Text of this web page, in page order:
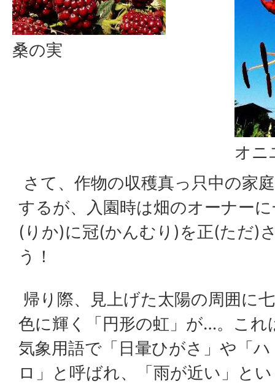
桑の実
オニ
さて、作物の収穫真っ只中の家
するが、入園時は畑のオーナー
(りか)に冠(かんむり)を正(ただ)
う！
帰り際、見上げた太陽の周囲に七
色に輝く「円形の虹」が…。これ
気象用語で「日暈ひがさ」や「ハ
ロ」と呼ばれ、「雨が近い」とい